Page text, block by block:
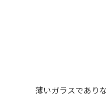
薄いガラスであり